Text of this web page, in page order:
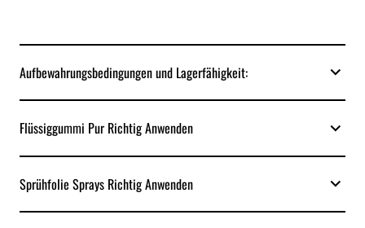
Aufbewahrungsbedingungen und Lagerfähigkeit:
Flüssiggummi Pur Richtig Anwenden
Sprühfolie Sprays Richtig Anwenden